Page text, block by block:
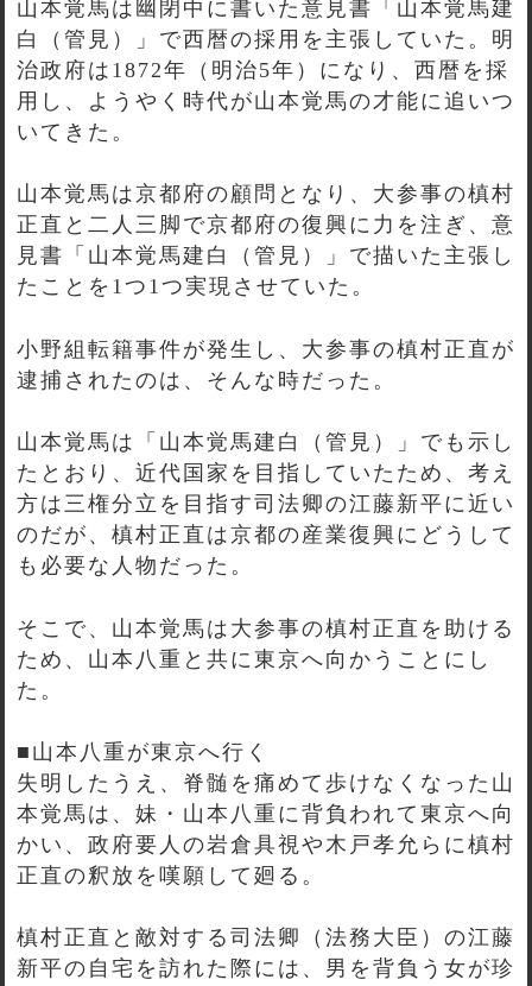
山本覚馬は幽閉中に書いた意見書「山本覚馬建
白（管見）」で西暦の採用を主張していた。明
治政府は1872年（明治5年）になり、西暦を採
用し、ようやく時代が山本覚馬の才能に追いつ
いてきた。
山本覚馬は京都府の顧問となり、大参事の槙村
正直と二人三脚で京都府の復興に力を注ぎ、意
見書「山本覚馬建白（管見）」で描いた主張し
たことを1つ1つ実現させていた。
小野組転籍事件が発生し、大参事の槙村正直が
逮捕されたのは、そんな時だった。
山本覚馬は「山本覚馬建白（管見）」でも示し
たとおり、近代国家を目指していたため、考え
方は三権分立を目指す司法卿の江藤新平に近い
のだが、槙村正直は京都の産業復興にどうして
も必要な人物だった。
そこで、山本覚馬は大参事の槙村正直を助ける
ため、山本八重と共に東京へ向かうことにし
た。
■山本八重が東京へ行く
失明したうえ、脊髄を痛めて歩けなくなった山
本覚馬は、妹・山本八重に背負われて東京へ向
かい、政府要人の岩倉具視や木戸孝允らに槙村
正直の釈放を嘆願して廻る。
槙村正直と敵対する司法卿（法務大臣）の江藤
新平の自宅を訪れた際には、男を背負う女が珍